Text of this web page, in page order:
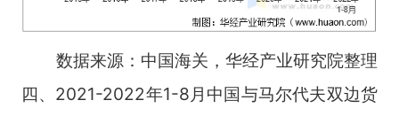
数据来源：中国海关，华经产业研究院整理
四、2021-2022年1-8月中国与马尔代夫双边货